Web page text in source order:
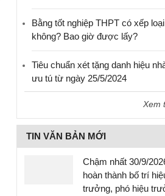
Bằng tốt nghiệp THPT có xếp loại
không? Bao giờ được lấy?
Tiêu chuẩn xét tặng danh hiệu
ưu tú từ ngày 25/5/2024
Xem
TIN VĂN BẢN MỚI
Chậm nhất 30/9/
hoàn thành bố trí
trưởng, phó hiệu